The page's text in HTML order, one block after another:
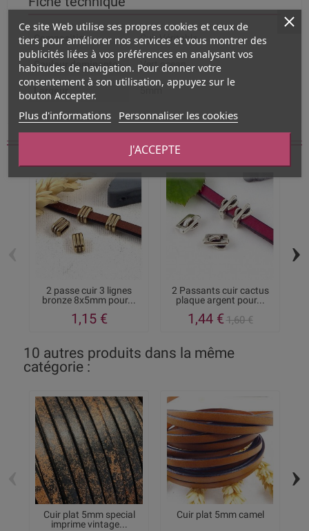
Composition Cuir Véritable
Couleur dominante Vert ocean
Largeur 5mm
Vous aimerez aussi
2 passe cuir 3 lignes
bronze 8x5mm pour...
1,15 €
2 Passants cuir cactus
plaque argent pour...
1,44 €1,60 €
›
10 autres produits dans la même
catégorie :
Cuir plat 5mm special
imprime vintage...
Cuir plat 5mm camel
›
Ce site Web utilise ses propres cookies et ceux de
tiers pour améliorer nos services et vous montrer des
publicités liées à vos préférences en analysant vos
habitudes de navigation. Pour donner votre
consentement à son utilisation, appuyez sur le
bouton Accepter.
Plus d'informations Personnaliser les cookies
J'ACCEPTE